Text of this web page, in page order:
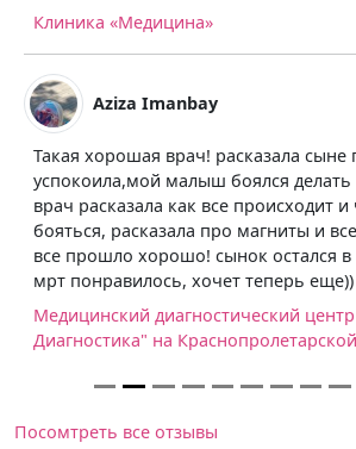
Клиника «Медицина»
Aziza Imanbay
Такая хорошая врач! расказала сыне
успокоила,мой малыш боялся
врач расказала как все происходит и
бояться, расказала про магниты и
все прошло хорошо! сынок остался в
мрт понравилось, хочет теперь еще))
Медицинский диагностический
Диагностика" на Краснопролетарской
Посомтреть все отзывы